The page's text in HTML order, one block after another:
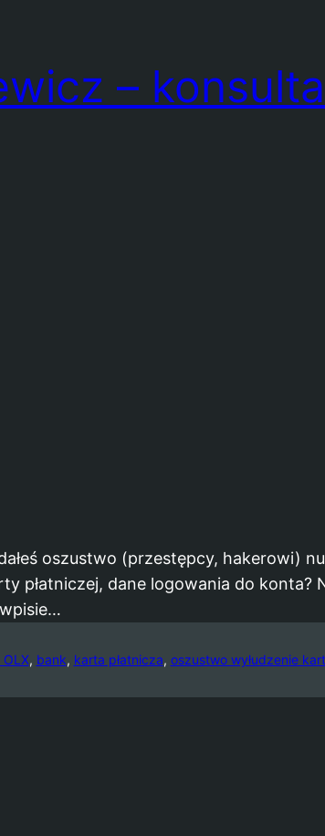
–
oszustwo (przestępcy, hakerowi)
płatniczej, dane logowania do konta?
, bank, karta płatnicza, oszustwo wyłudzenie